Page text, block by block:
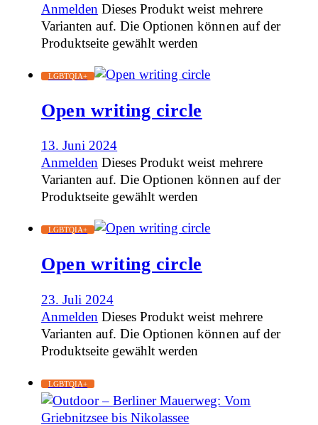
Anmelden Dieses Produkt weist mehrere
Varianten auf. Die Optionen können auf der
Produktseite gewählt werden
LGBTQIA+
Open writing circle
13. Juni 2024
Anmelden Dieses Produkt weist mehrere
Varianten auf. Die Optionen können auf der
Produktseite gewählt werden
LGBTQIA+
Open writing circle
23. Juli 2024
Anmelden Dieses Produkt weist mehrere
Varianten auf. Die Optionen können auf der
Produktseite gewählt werden
LGBTQIA+